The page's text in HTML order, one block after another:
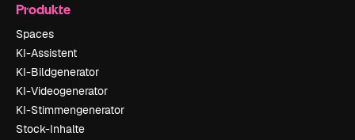
Produkte
Spaces
KI-Assistent
KI-Bildgenerator
KI-Videogenerator
KI-Stimmengenerator
Stock-Inhalte